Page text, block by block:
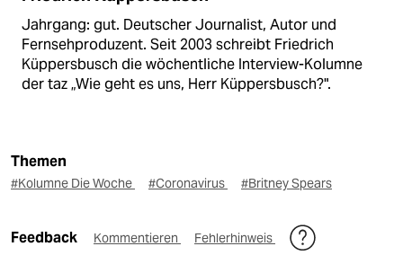
Jahrgang: gut. Deutscher Journalist, Autor und
Fernsehproduzent. Seit 2003 schreibt Friedrich
Küppersbusch die wöchentliche Interview-Kolumne
der taz „Wie geht es uns, Herr Küppersbusch?".
Themen
#Kolumne Die Woche #Coronavirus #Britney Spears
Feedback Kommentieren Fehlerhinweis